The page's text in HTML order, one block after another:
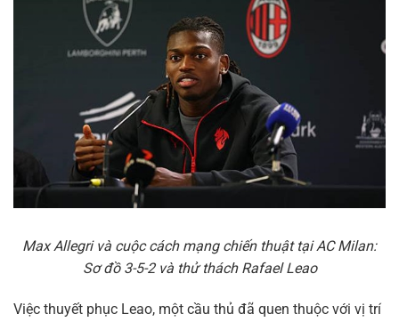
Max Allegri và cuộc cách mạng chiến thuật tại AC Milan:
Sơ đồ 3-5-2 và thử thách Rafael Leao
Việc thuyết phục Leao, một cầu thủ đã quen thuộc với vị trí